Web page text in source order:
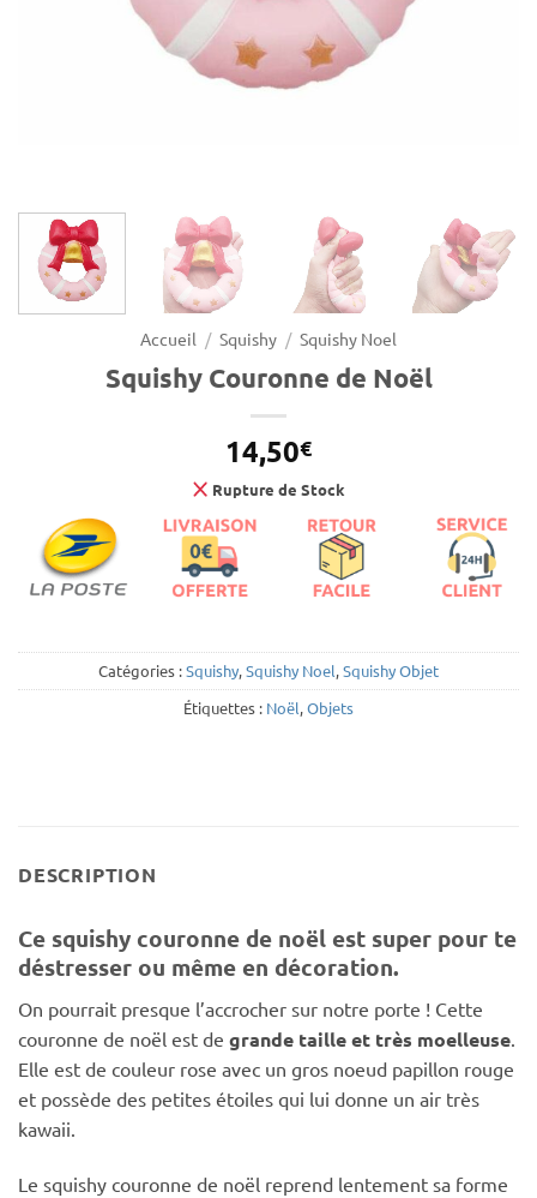
Accueil / Squishy / Squishy Noel
Squishy Couronne de Noël
14,50€
Rupture de Stock
Catégories :Squishy,Squishy Noel,Squishy Objet
Étiquettes : Noël,Objets
DESCRIPTION
Ce squishy couronne de noël est super pour te
déstresser ou même en décoration.
On pourrait presque l’accrocher sur notre porte ! Cette
couronne de noël est de grande taille et très moelleuse
Elle est de couleur rose avec un gros noeud papillon rouge
et possède des petites étoiles qui lui donne un air très
kawaii.
Le squishy couronne de noël reprend lentement sa forme